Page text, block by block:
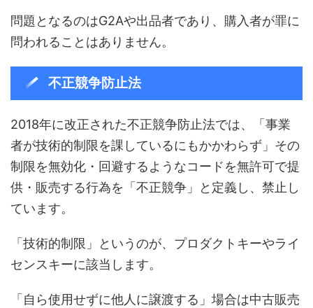
問題となるのはG2Aや出品者であり、購入者が罪に
問われることはありません。
不正競争防止法
2018年に改正された不正競争防止法では、「事業
者が技術的制限を課しているにもかかわらず」その
制限を無効化・回避するようなコードを無許可で提
供・販売する行為を「不正競争」と定義し、禁止し
ています。
「技術的制限」というのが、プロダクトキーやライ
センスキーに該当します。
「自ら使用せずに他人に譲渡する」場合は中古販売